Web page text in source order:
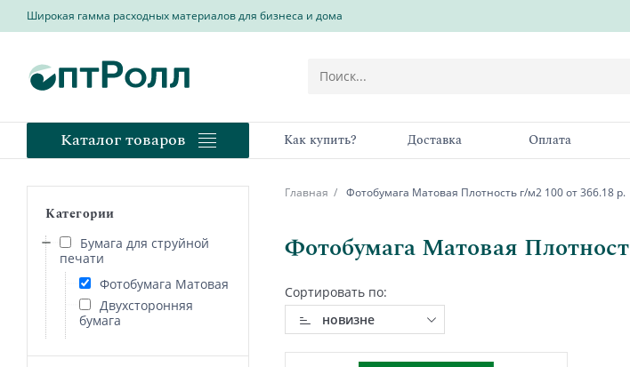
Широкая гамма расходных материалов для бизнеса и дома
Каталог товаров Как купить? Доставка Оплата
Категории
Бумага для струйной
печати
Фотобумага Матовая
Двухсторонняя
бумага
Главная Фотобумага Матовая Плотность г/м2 100 от 366.18 р.
Фотобумага Матовая
Сортировать по:
новизне